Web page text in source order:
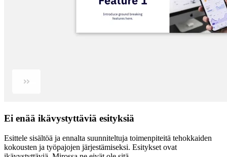
Ei enää ikävystyttäviä esityksiä
Esittele sisältöä ja ennalta suunniteltuja toimenpiteitä tehokkaiden
kokousten ja työpajojen järjestämiseksi. Esitykset ovat